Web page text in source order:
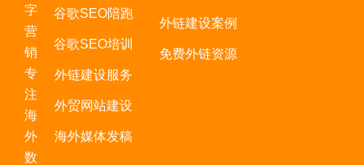
字
营
销
专
注
海
外
数
谷歌SEO陪跑
谷歌SEO培训
外链建设服务
外贸网站建设
海外媒体发稿
外链建设案例
免费外链资源